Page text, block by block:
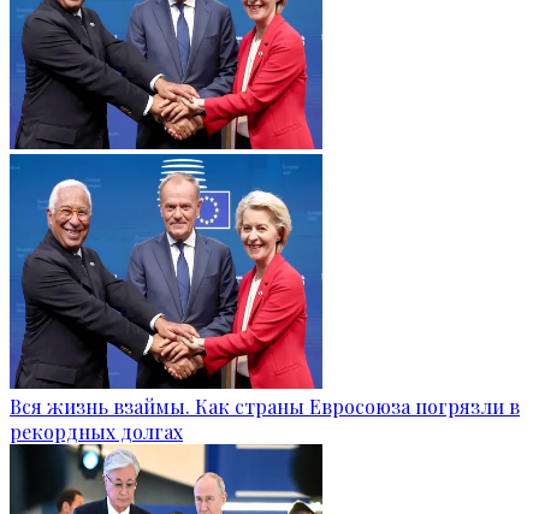
Вся жизнь взаймы. Как страны Евросоюза погрязли в
рекордных долгах